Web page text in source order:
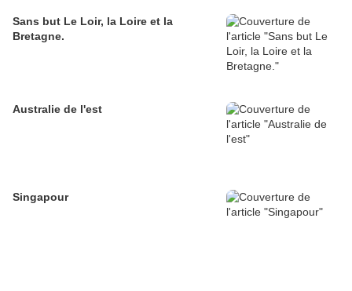
Sans but Le Loir, la Loire et la
Bretagne.
Australie de l'est
Singapour